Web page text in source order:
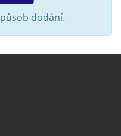
dodání.